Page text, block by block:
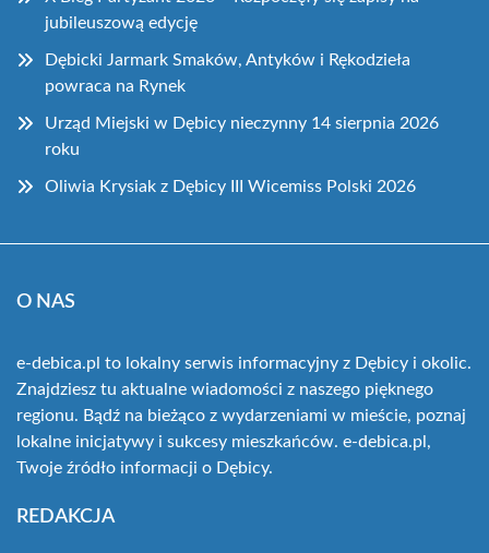
jubileuszową edycję
Dębicki Jarmark Smaków, Antyków i Rękodzieła
powraca na Rynek
Urząd Miejski w Dębicy nieczynny 14 sierpnia 2026
roku
Oliwia Krysiak z Dębicy III Wicemiss Polski 2026
O NAS
e-debica.pl to lokalny serwis informacyjny z Dębicy i okolic.
Znajdziesz tu aktualne wiadomości z naszego pięknego
regionu. Bądź na bieżąco z wydarzeniami w mieście, poznaj
lokalne inicjatywy i sukcesy mieszkańców. e-debica.pl,
Twoje źródło informacji o Dębicy.
REDAKCJA